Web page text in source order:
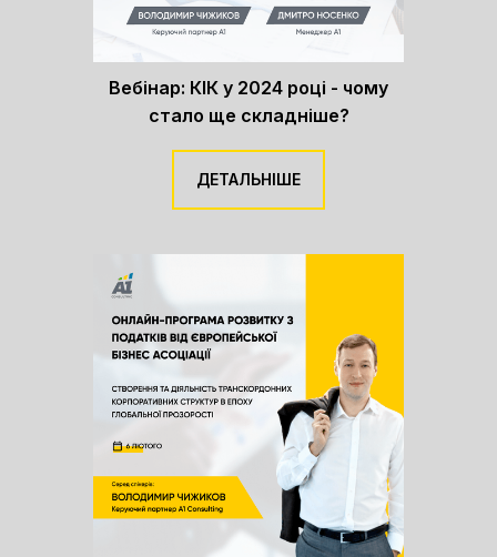
Вебінар: КІК у 2024 році - чому
стало ще складніше?
ДЕТАЛЬНІШЕ